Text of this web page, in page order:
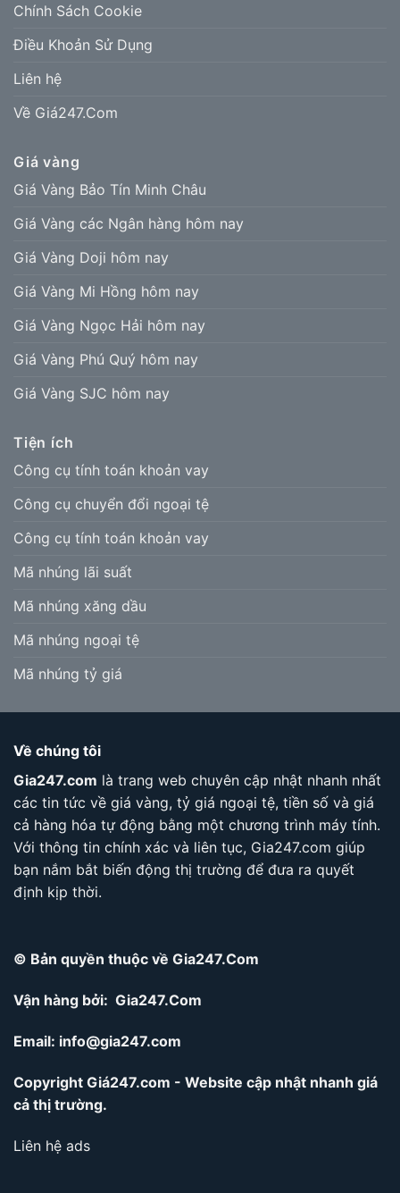
Chính Sách Cookie
Điều Khoản Sử Dụng
Liên hệ
Về Giá247.Com
Giá vàng
Giá Vàng Bảo Tín Minh Châu
Giá Vàng các Ngân hàng hôm nay
Giá Vàng Doji hôm nay
Giá Vàng Mi Hồng hôm nay
Giá Vàng Ngọc Hải hôm nay
Giá Vàng Phú Quý hôm nay
Giá Vàng SJC hôm nay
Tiện ích
Công cụ tính toán khoản vay
Công cụ chuyển đổi ngoại tệ
Công cụ tính toán khoản vay
Mã nhúng lãi suất
Mã nhúng xăng dầu
Mã nhúng ngoại tệ
Mã nhúng tỷ giá
Về chúng tôi
Gia247.com là trang web chuyên cập nhật nhanh nhất
các tin tức về giá vàng, tỷ giá ngoại tệ, tiền số và giá
cả hàng hóa tự động bằng một chương trình máy tính.
Với thông tin chính xác và liên tục, Gia247.com giúp
bạn nắm bắt biến động thị trường để đưa ra quyết
định kịp thời.
© Bản quyền thuộc về Gia247.Com
Vận hàng bởi: Gia247.Com
Email: info@gia247.com
Copyright Giá247.com - Website cập nhật nhanh giá
cả thị trường.
Liên hệ ads